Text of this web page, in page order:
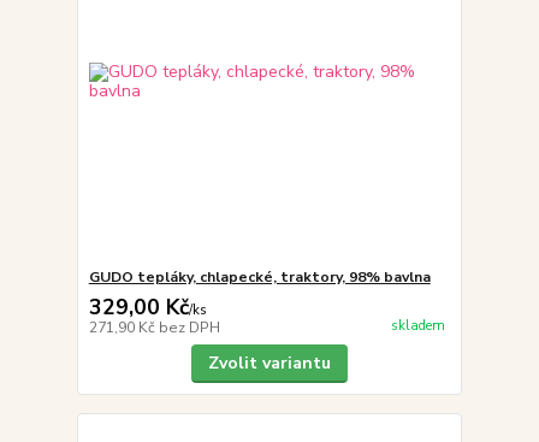
GUDO tepláky, chlapecké, traktory, 98% bavlna
329,00 Kč/ks
271,90 Kč bez DPH skladem
Zvolit variantu